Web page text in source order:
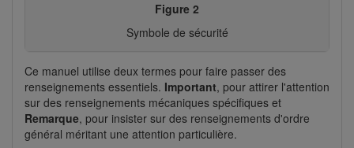
Figure 2
Symbole de sécurité
Ce manuel utilise deux termes pour faire passer des
renseignements essentiels. Important, pour attirer l'attention
sur des renseignements mécaniques spécifiques et
Remarque, pour insister sur des renseignements d'ordre
général méritant une attention particulière.